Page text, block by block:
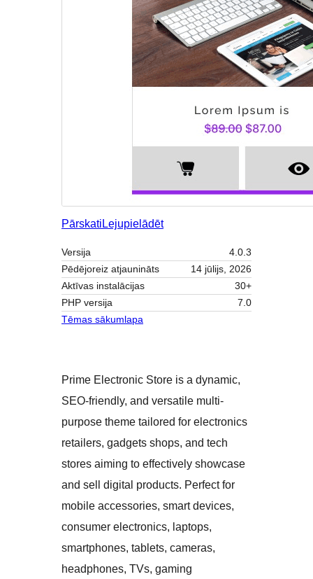
Pārskati Lejupielādēt
Versija
4.0.3
Pēdējoreiz atjaunināts
14 jūlijs, 2026
Aktīvas instalācijas
30+
PHP versija
7.0
Tēmas sākumlapa
Prime Electronic Store is a dynamic,
SEO-friendly, and versatile multi-
purpose theme tailored for electronics
retailers, gadgets shops, and tech
stores aiming to effectively showcase
and sell digital products. Perfect for
mobile accessories, smart devices,
consumer electronics, laptops,
smartphones, tablets, cameras,
headphones, TVs, gaming